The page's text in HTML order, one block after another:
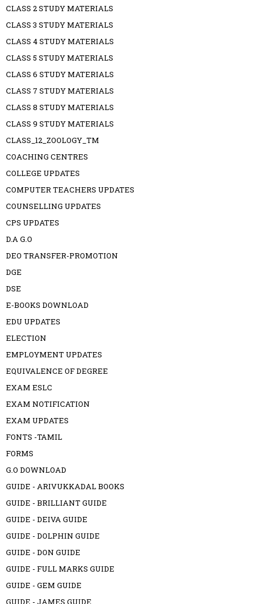
CLASS 2 STUDY MATERIALS
CLASS 3 STUDY MATERIALS
CLASS 4 STUDY MATERIALS
CLASS 5 STUDY MATERIALS
CLASS 6 STUDY MATERIALS
CLASS 7 STUDY MATERIALS
CLASS 8 STUDY MATERIALS
CLASS 9 STUDY MATERIALS
CLASS_12_ZOOLOGY_TM
COACHING CENTRES
COLLEGE UPDATES
COMPUTER TEACHERS UPDATES
COUNSELLING UPDATES
CPS UPDATES
D.A G.O
DEO TRANSFER-PROMOTION
DGE
DSE
E-BOOKS DOWNLOAD
EDU UPDATES
ELECTION
EMPLOYMENT UPDATES
EQUIVALENCE OF DEGREE
EXAM ESLC
EXAM NOTIFICATION
EXAM UPDATES
FONTS -TAMIL
FORMS
G.O DOWNLOAD
GUIDE - ARIVUKKADAL BOOKS
GUIDE - BRILLIANT GUIDE
GUIDE - DEIVA GUIDE
GUIDE - DOLPHIN GUIDE
GUIDE - DON GUIDE
GUIDE - FULL MARKS GUIDE
GUIDE - GEM GUIDE
GUIDE - JAMES GUIDE